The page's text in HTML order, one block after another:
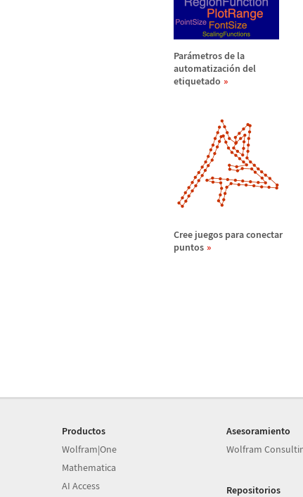
Parámetros de la
automatización del
etiquetado
Cree juegos para conectar
puntos
Productos
Wolfram|One
Mathematica
AI Access
Asesoramiento
Wolfram
Repositorios